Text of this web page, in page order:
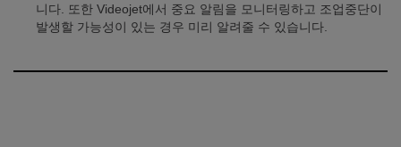
니다. 또한 Videojet에서 중요 알림을 모니터링하고 조업중단이
발생할 가능성이 있는 경우 미리 알려줄 수 있습니다.